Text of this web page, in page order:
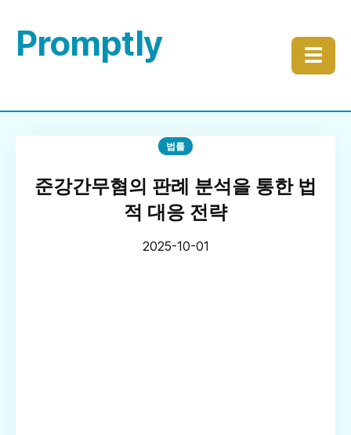
Promptly ☰
법률
준강간무혐의 판례 분석을 통한 법
적 대응 전략
2025-10-01